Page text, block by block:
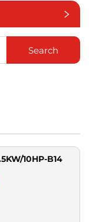
Search
10HP-B14